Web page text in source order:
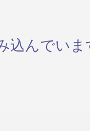
込んでいま